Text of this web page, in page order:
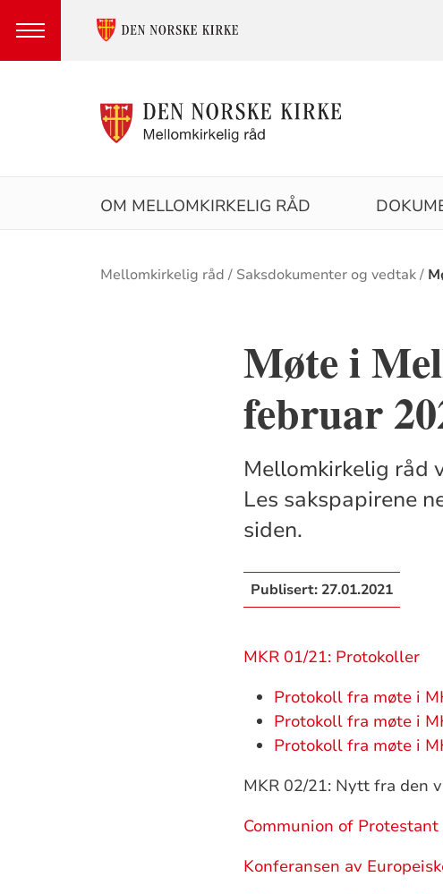
HovedmenyOM MELLOMKIRKELIG RÅD
Brødsmulesti
Mellomkirkelig råd Saksdokumenter og vedtak
Møte i
februar
Mellomkirkelig råd
Les sakspapirene
siden.
Publisert: 27.01.2021
MKR 01/21: Protokoller
Protokoll fra møte i
Protokoll fra møte i
Protokoll fra møte i
MKR 02/21: Nytt fra den
Communion of Protestant
Konferansen av